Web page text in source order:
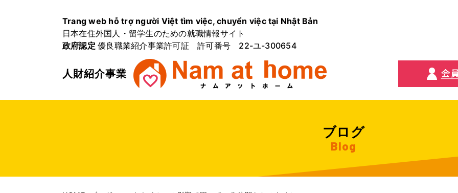
Trang web hỗ trợ người Việt tìm việc, chuyển việc tại Nhật Bản
日本在住外国人・留学生のための就職情報サイト
政府認定 優良職業紹介事業許可証 許可番号 22-ユ-300654
人財紹介事業
ブログ
Blog